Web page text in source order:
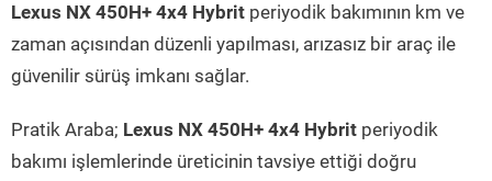
Lexus NX 450H+ 4x4 Hybrit periyodik bakımının km ve
zaman açısından düzenli yapılması, arızasız bir araç ile
güvenilir sürüş imkanı sağlar.
Pratik Araba; Lexus NX 450H+ 4x4 Hybrit periyodik
bakımı işlemlerinde üreticinin tavsiye ettiği doğru